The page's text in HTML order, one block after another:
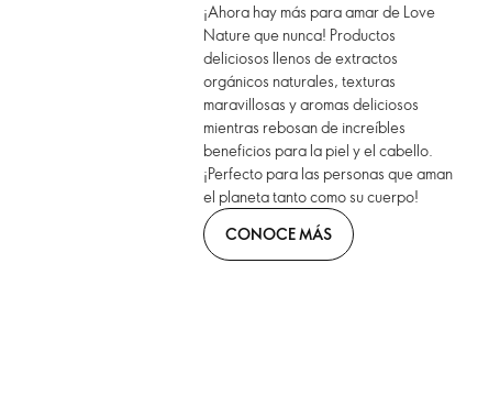
¡Ahora hay más para amar de Love
Nature que nunca! Productos
deliciosos llenos de extractos
orgánicos naturales, texturas
maravillosas y aromas deliciosos
mientras rebosan de increíbles
beneficios para la piel y el cabello.
¡Perfecto para las personas que aman
el planeta tanto como su cuerpo!
CONOCE MÁS